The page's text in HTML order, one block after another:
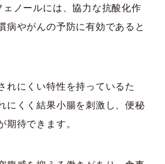
ェノールには、協力な抗酸化作
病やがんの予防に有効であると
れにくい特性を持っているた
にくく結果小腸を刺激し、便秘
期待できます。